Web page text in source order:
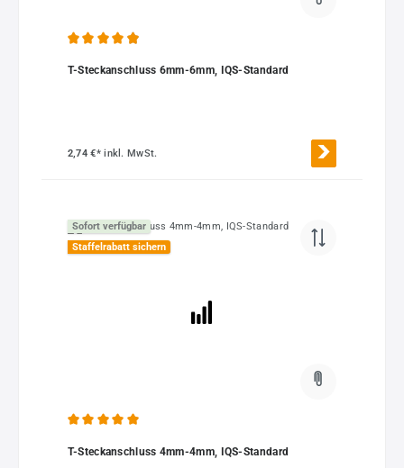
T-Steckanschluss 6mm-6mm, IQS-Standard
2,74 €*inkl. MwSt.
Sofort verfügbar
Staffelrabatt sichern
T-Steckanschluss 4mm-4mm, IQS-Standard